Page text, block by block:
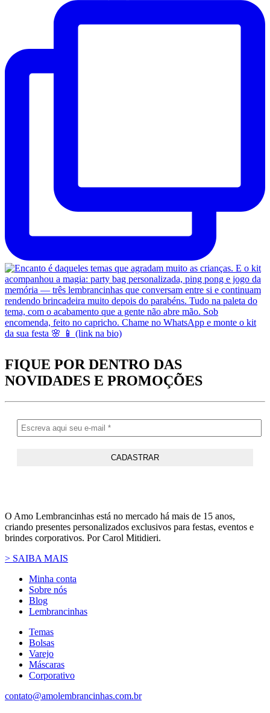
FIQUE POR DENTRO DAS
NOVIDADES E PROMOÇÕES
O Amo Lembrancinhas está no mercado há mais de 15 anos,
criando presentes personalizados exclusivos para festas, eventos e
brindes corporativos. Por Carol Mitidieri.
> SAIBA MAIS
Minha conta
Sobre nós
Blog
Lembrancinhas
Temas
Bolsas
Varejo
Máscaras
Corporativo
contato@amolembrancinhas.com.br